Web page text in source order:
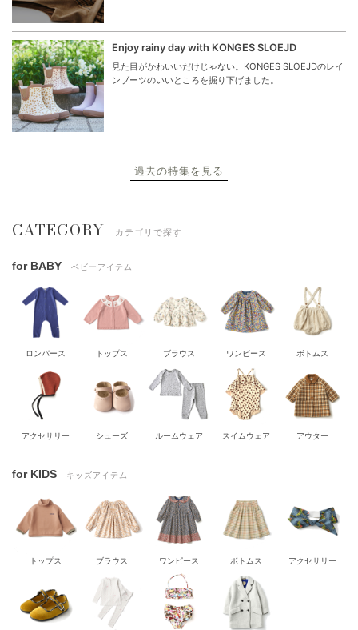
Enjoy rainy day with KONGES SLOEJD
見た目がかわいいだけじゃない。KONGES SLOEJDのレイ
ンブーツのいいところを掘り下げました。
過去の特集を見る
CATEGORY カテゴリで探す
for BABY ベビーアイテム
ロンパース トップス ブラウス ワンピース ボトムス
アクセサリー シューズ ルームウェア スイムウェア アウター
for KIDS キッズアイテム
トップス ブラウス ワンピース ボトムス アクセサリー